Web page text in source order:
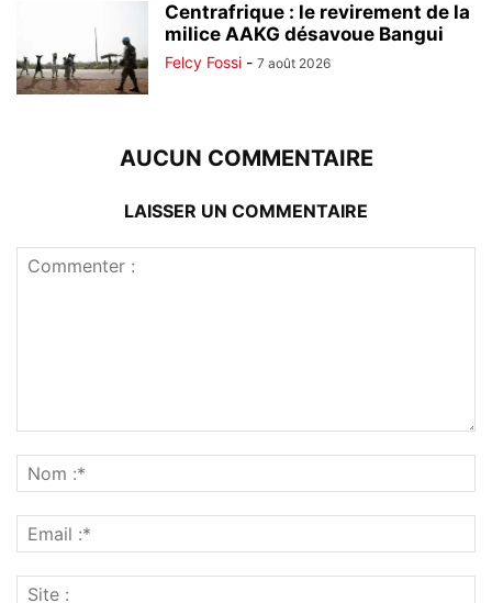
Centrafrique : le revirement de la
milice AAKG désavoue Bangui
Felcy Fossi - 7 août 2026
AUCUN COMMENTAIRE
LAISSER UN COMMENTAIRE